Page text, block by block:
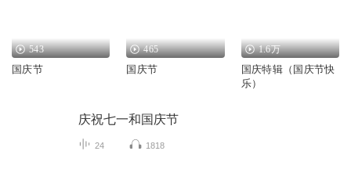
543
国庆节
465
国庆节
1.6万
国庆特辑（国庆节快
乐）
庆祝七一和国庆节
24 1818